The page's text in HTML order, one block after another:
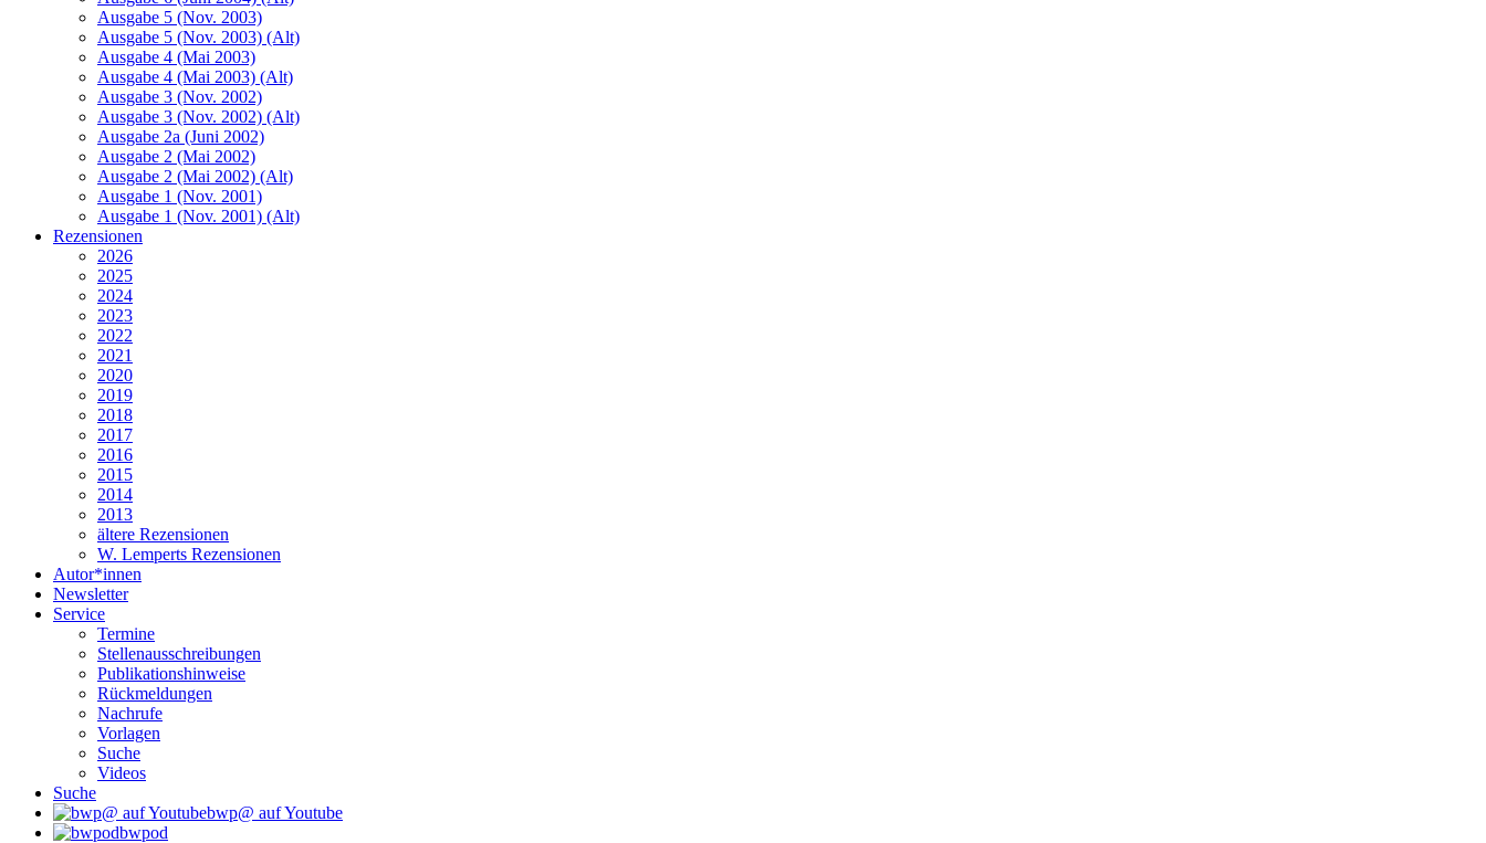
Ausgabe 5 (Nov. 2003)
Ausgabe 5 (Nov. 2003) (Alt)
Ausgabe 4 (Mai 2003)
Ausgabe 4 (Mai 2003) (Alt)
Ausgabe 3 (Nov. 2002)
Ausgabe 3 (Nov. 2002) (Alt)
Ausgabe 2a (Juni 2002)
Ausgabe 2 (Mai 2002)
Ausgabe 2 (Mai 2002) (Alt)
Ausgabe 1 (Nov. 2001)
Ausgabe 1 (Nov. 2001) (Alt)
Rezensionen
2026
2025
2024
2023
2022
2021
2020
2019
2018
2017
2016
2015
2014
2013
ältere Rezensionen
W. Lemperts Rezensionen
Autor*innen
Newsletter
Service
Termine
Stellenausschreibungen
Publikationshinweise
Rückmeldungen
Nachrufe
Vorlagen
Suche
Videos
Suche
bwp@ auf Youtube
bwpod